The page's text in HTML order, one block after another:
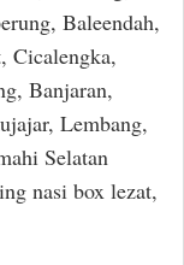
Baleendah,
Cicalengka,
Banjaran,
Lembang,
Selatan
nasi box lezat,